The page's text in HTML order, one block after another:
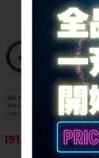
美品 グスト GUSTO RCR TEAN DURO
EVO 105 ホイールカスタム 2021年 カ
ーボンロードバイク Lサイズ ラヴァレ
191,400円